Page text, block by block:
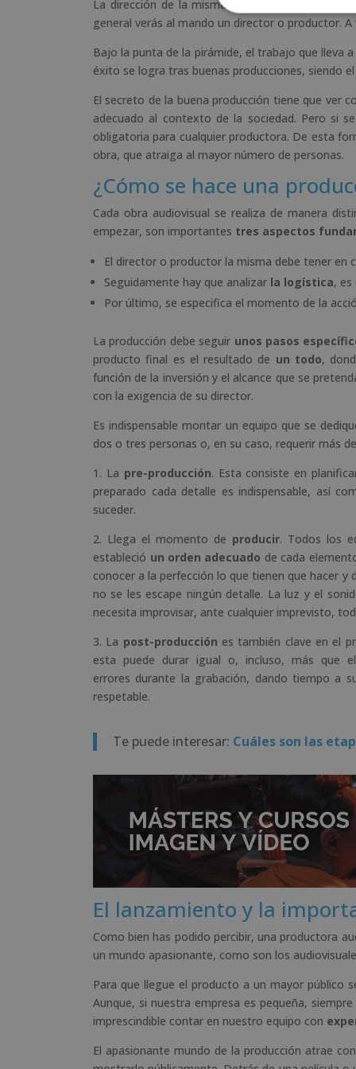
La dirección de la misma tiene que ver con el
general verás al mando un director o productor.
Bajo la punta de la pirámide, el trabajo que lleva
éxito se logra tras buenas producciones, siendo
El secreto de la buena producción tiene que ver
adecuado al contexto de la sociedad. Pero si
obligatoria para cualquier productora. De esta
obra, que atraiga al mayor número de personas.
¿Cómo se hace una
Cada obra audiovisual se realiza de manera
empezar, son importantes tres aspectos
El director o productor la misma debe tener en
Seguidamente hay que analizar la logística, es
Por último, se especifica el momento de la
La producción debe seguir unos pasos
producto final es el resultado de un todo,
función de la inversión y el alcance que se
con la exigencia de su director.
Es indispensable montar un equipo que se
dos o tres personas o, en su caso, requerir más
1. La pre-producción. Esta consiste en
preparado cada detalle es indispensable, así
suceder.
2. Llega el momento de producir. Todos los
estableció un orden adecuado de cada
conocer a la perfección lo que tienen que hacer
no se les escape ningún detalle. La luz y el
necesita improvisar, ante cualquier imprevisto,
3. La post-producción es también clave en el
esta puede durar igual o, incluso, más que
errores durante la grabación, dando tiempo a
respetable.
Te puede interesar: Cuáles son las
El lanzamiento y la
Como bien has podido percibir, una productora
un mundo apasionante, como son los
Para que llegue el producto a un mayor público
Aunque, si nuestra empresa es pequeña,
imprescindible contar en nuestro equipo con
El apasionante mundo de la producción atrae